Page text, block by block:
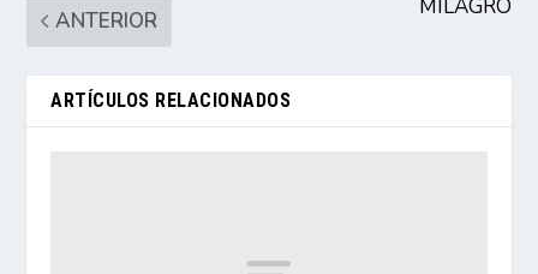
ANTERIOR
MILAGRO
ARTÍCULOS RELACIONADOS